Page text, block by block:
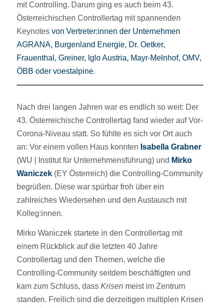
mit Controlling. Darum ging es auch beim 43.
Österreichischen Controllertag mit spannenden
Keynotes von Vertreter:innen der Unternehmen
AGRANA, Burgenland Energie, Dr. Oetker,
Frauenthal, Greiner, Iglo Austria, Mayr-Melnhof, OMV,
ÖBB oder voestalpine.
Nach drei langen Jahren war es endlich so weit: Der
43. Österreichische Controllertag fand wieder auf Vor-
Corona-Niveau statt. So fühlte es sich vor Ort auch
an: Vor einem vollen Haus konnten Isabella Grabner
(WU | Institut für Unternehmensführung) und Mirko
Waniczek(EY Österreich) die Controlling-Community
begrüßen. Diese war spürbar froh über ein
zahlreiches Wiedersehen und den Austausch mit
Kolleg:innen.
Mirko Waniczek startete in den Controllertag mit
einem Rückblick auf die letzten 40 Jahre
Controllertag und den Themen, welche die
Controlling-Community seitdem beschäftigten und
kam zum Schluss, dass Krisenmeist im Zentrum
standen. Freilich sind die derzeitigen multiplen Krisen